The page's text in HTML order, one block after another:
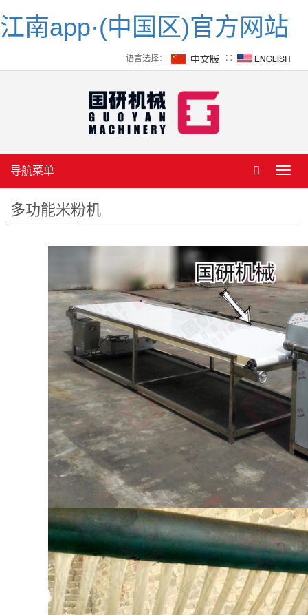
江南app·(中国区)官方网站
语言选择： ∷
导航菜单
多功能米粉机